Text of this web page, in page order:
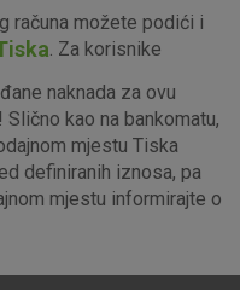
računa možete podići i
. Za korisnike
naknada za ovu
kao na bankomatu,
mjestu Tiska
definiranih iznosa, pa
mjestu informirajte o
koje uključuju zahtjev
Svoj preglednik
stranice neće raditi. Ti
koje bi vas mogle